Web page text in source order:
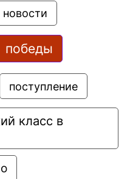
новости
победы
поступление
класс в